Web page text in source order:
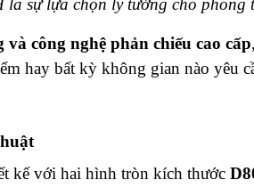
là sự lựa chọn lý tưởng cho phòng
công nghệ phản chiếu cao cấp,
hay bất kỳ không gian nào yêu
kế với hai hình tròn kích thước